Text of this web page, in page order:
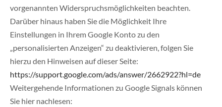
vorgenannten Widerspruchsmöglichkeiten beachten.
Darüber hinaus haben Sie die Möglichkeit Ihre
Einstellungen in Ihrem Google Konto zu den
„personalisierten Anzeigen“ zu deaktivieren, folgen Sie
hierzu den Hinweisen auf dieser Seite:
https://support.google.com/ads/answer/2662922?hl=de
Weitergehende Informationen zu Google Signals können
Sie hier nachlesen: